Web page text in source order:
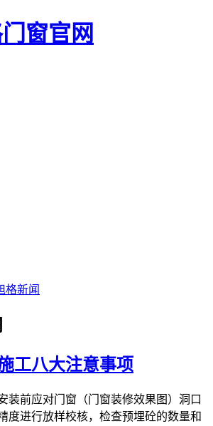
格新闻
工八大注意事项
装前应对门窗（门窗装修效果图）洞口
度进行放样校核，检查预埋砼的数量和